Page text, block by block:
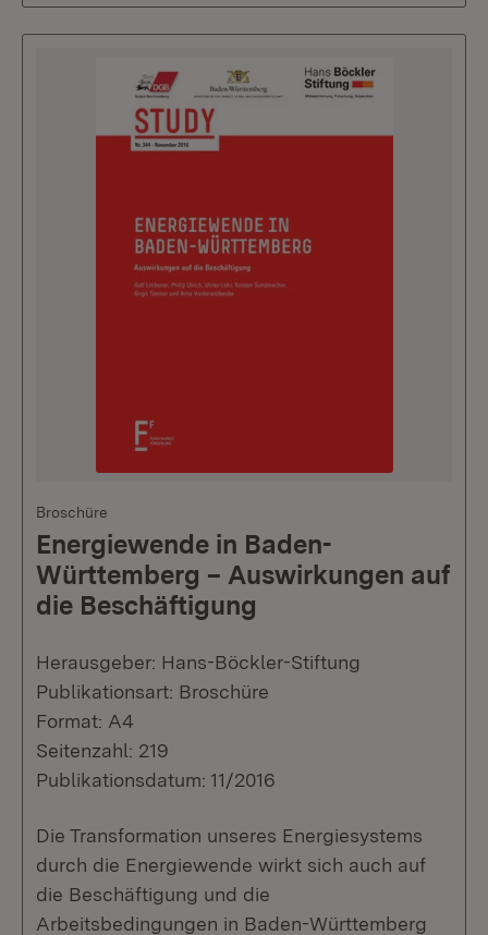
Broschüre
Energiewende in Baden-
Württemberg – Auswirkungen auf
die Beschäftigung
Herausgeber: Hans-Böckler-Stiftung
Publikationsart: Broschüre
Format: A4
Seitenzahl: 219
Publikationsdatum: 11/2016
Die Transformation unseres Energiesystems
durch die Energiewende wirkt sich auch auf
die Beschäftigung und die
Arbeitsbedingungen in Baden-Württemberg